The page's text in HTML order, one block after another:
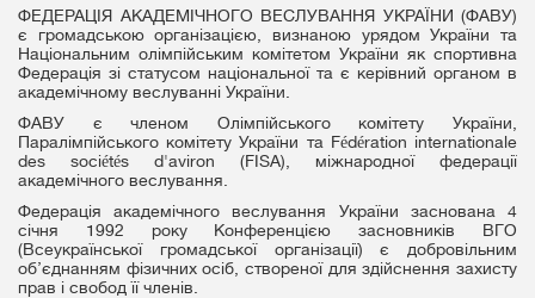
ФЕДЕРАЦІЯ АКАДЕМІЧНОГО ВЕСЛУВАННЯ УКРАЇНИ (ФАВУ)
є громадською організацією, визнаною урядом України та
Національним олімпійським комітетом України як спортивна
Федерація зі статусом національної та є керівний органом в
академічному веслуванні України.
ФАВУ є членом Олімпійського комітету України,
Паралімпійського комітету України та Fédération internationale
des sociétés d'aviron (FISA), міжнародної федерації
академічного веслування.
Федерація академічного веслування України заснована 4
січня 1992 року Конференцією засновників ВГО
(Всеукраїнської громадської організації) є добровільним
об’єднанням фізичних осіб, створеної для здійснення захисту
прав і свобод її членів.